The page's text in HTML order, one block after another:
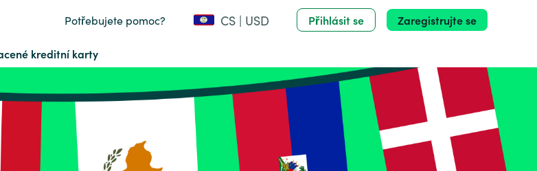
Potřebujete pomoc? CS | USD Přihlásit se Zaregistrujte se
kreditní karty